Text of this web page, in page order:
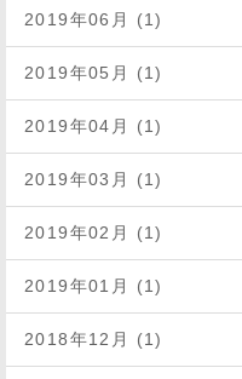
2019年06月 (1)
2019年05月 (1)
2019年04月 (1)
2019年03月 (1)
2019年02月 (1)
2019年01月 (1)
2018年12月 (1)